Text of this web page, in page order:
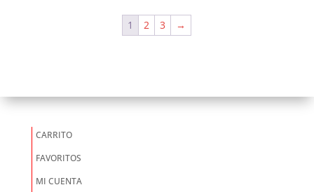
1 2 3 →
CARRITO
FAVORITOS
MI CUENTA